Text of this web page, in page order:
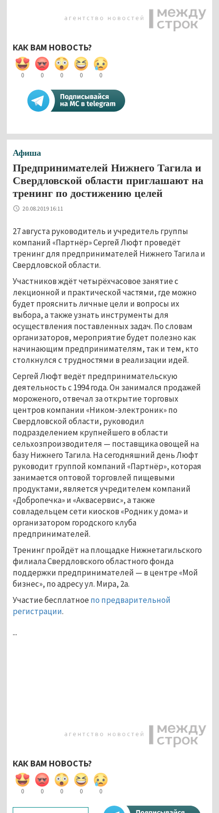
КАК ВАМ НОВОСТЬ?
0 0 0 0 0
Афиша
Предпринимателей Нижнего Тагила и
Свердловской области приглашают на
тренинг по достижению целей
20.08.2019 16:11
27 августа руководитель и учредитель группы
компаний «Партнёр» Сергей Люфт проведёт
тренинг для предпринимателей Нижнего Тагила и
Свердловской области.
Участников ждёт четырёхчасовое занятие с
лекционной и практической частями, где можно
будет прояснить личные цели и вопросы их
выбора, а также узнать инструменты для
осуществления поставленных задач. По словам
организаторов, мероприятие будет полезно как
начинающим предпринимателям, так и тем, кто
столкнулся с трудностями в реализации идей.
Сергей Люфт ведёт предпринимательскую
деятельность с 1994 года. Он занимался продажей
мороженого, отвечал за открытие торговых
центров компании «Ником-электроник» по
Свердловской области, руководил
подразделением крупнейшего в области
сельхозпроизводителя — поставщика овощей на
базу Нижнего Тагила. На сегодняшний день Люфт
руководит группой компаний «Партнёр», которая
занимается оптовой торговлей пищевыми
продуктами, является учредителем компаний
«Добропечка» и «Аквасервис», а также
совладельцем сети киосков «Родник у дома» и
организатором городского клуба
предпринимателей.
Тренинг пройдёт на площадке Нижнетагильского
филиала Свердловского областного фонда
поддержки предпринимателей — в центре «Мой
бизнес», по адресу ул. Мира, 2а.
Участие бесплатное по предварительной
регистрации.
...
КАК ВАМ НОВОСТЬ?
0 0 0 0 0